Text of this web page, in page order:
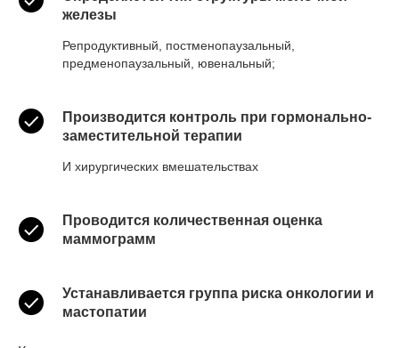
железы
Репродуктивный, постменопаузальный,
предменопаузальный, ювенальный;
Производится контроль при гормонально-
заместительной терапии
И хирургических вмешательствах
Проводится количественная оценка
маммограмм
Устанавливается группа риска онкологии и
мастопатии